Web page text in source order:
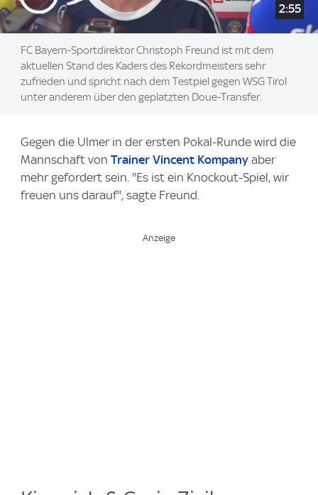
2:55
FC Bayern-Sportdirektor Christoph Freund ist mit dem
aktuellen Stand des Kaders des Rekordmeisters sehr
zufrieden und spricht nach dem Testpiel gegen WSG Tirol
unter anderem über den geplatzten Doue-Transfer.
Gegen die Ulmer in der ersten Pokal-Runde wird die
Mannschaft von Trainer Vincent Kompany aber
mehr gefordert sein. "Es ist ein Knockout-Spiel, wir
freuen uns darauf", sagte Freund.